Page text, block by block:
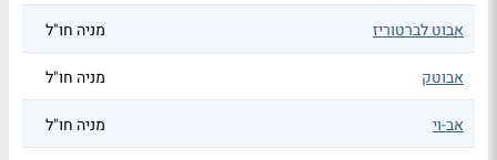
אבוט לברטוריז מניה חו"ל
אבוטק מניה חו"ל
אב-וי מניה חו"ל